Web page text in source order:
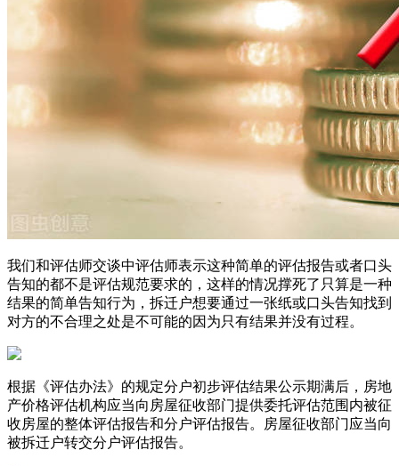
我们和评估师交谈中评估师表示这种简单的评估报告或者口头
告知的都不是评估规范要求的，这样的情况撑死了只算是一种
结果的简单告知行为，拆迁户想要通过一张纸或口头告知找到
对方的不合理之处是不可能的因为只有结果并没有过程。
根据《评估办法》的规定分户初步评估结果公示期满后，房地
产价格评估机构应当向房屋征收部门提供委托评估范围内被征
收房屋的整体评估报告和分户评估报告。房屋征收部门应当向
被拆迁户转交分户评估报告。